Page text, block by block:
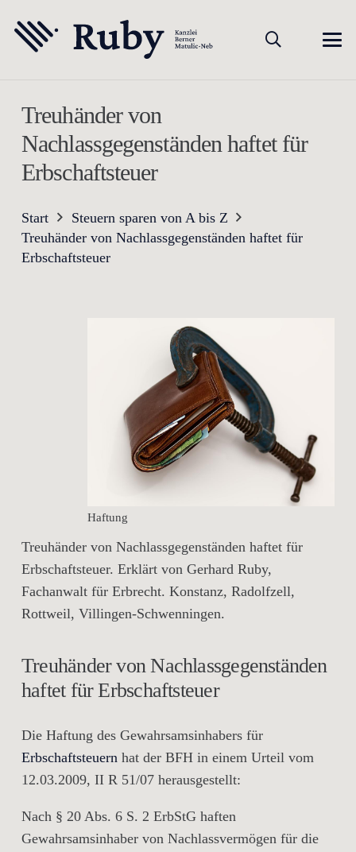
Treuhänder von
Nachlassgegenständen haftet für
Erbschaftsteuer
Start
Steuern sparen von A bis Z
Treuhänder von Nachlassgegenständen haftet für
Erbschaftsteuer
Haftung
Treuhänder von Nachlassgegenständen haftet für
Erbschaftsteuer. Erklärt von Gerhard Ruby,
Fachanwalt für Erbrecht. Konstanz, Radolfzell,
Rottweil, Villingen-Schwenningen.
Treuhänder von Nachlassgegenständen
haftet für Erbschaftsteuer
Die Haftung des Gewahrsamsinhabers für
Erbschaftsteuern hat der BFH in einem Urteil vom
12.03.2009, II R 51/07 herausgestellt:
Nach § 20 Abs. 6 S. 2 ErbStG haften
Gewahrsamsinhaber von Nachlassvermögen für die